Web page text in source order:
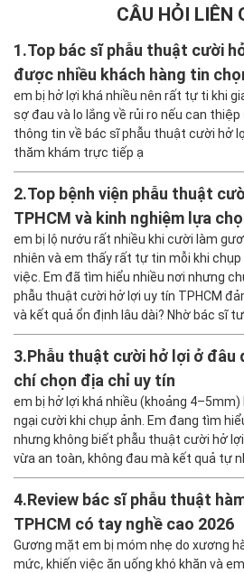
CÂU HỎI LIÊN
1.Top bác sĩ phẫu thuật cười
được nhiều khách hàng tin
em bị hở lợi khá nhiều nên rất tự ti khi
sợ đau và lo lắng về rủi ro nếu can
thông tin về bác sĩ phẫu thuật cười hở
thăm khám trực tiếp ạ
2.Top bệnh viện phẫu thuật
TPHCM và kinh nghiệm lựa
em bị lộ nướu rất nhiều khi cười làm
nhiên và em thấy rất tự tin mỗi khi chụp
việc. Em đã tìm hiểu nhiều nơi nhưng
phẫu thuật cười hở lợi uy tín TPHCM
và kết quả ổn định lâu dài? Nhờ bác sĩ
3.Phẫu thuật cười hở lợi ở đâu
chí chọn địa chỉ uy tín
em bị hở lợi khá nhiều (khoảng
ngại cười khi chụp ảnh. Em đang tìm
nhưng không biết phẫu thuật cười hở
vừa an toàn, không đau mà kết quả tự
4.Review bác sĩ phẫu thuật
TPHCM có tay nghề cao 2026
Gương mặt em bị móm nhẹ do xương
mức, khiến việc ăn uống khó khăn và